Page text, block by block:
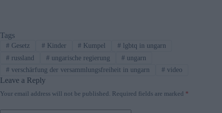
Tags
#Gesetz #Kinder # Kumpel # lgbtq in ungarn
#russland #ungarische regierung # ungarn
#verschärfung der versammlungsfreiheit in ungarn #video
Leave a Reply
Your email address will not be published. Required fields are marked *